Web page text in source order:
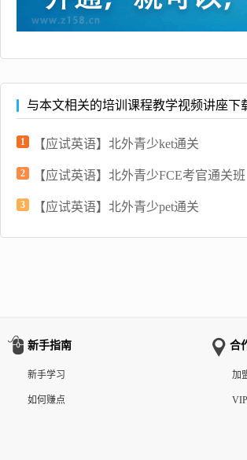
与本文相关的培训课程教学视频讲座下
1 【应试英语】北外青少ket通关
2 【应试英语】北外青少FCE考官通关班
3 【应试英语】北外青少pet通关
新手指南
新手学习
如何赚点
合
加